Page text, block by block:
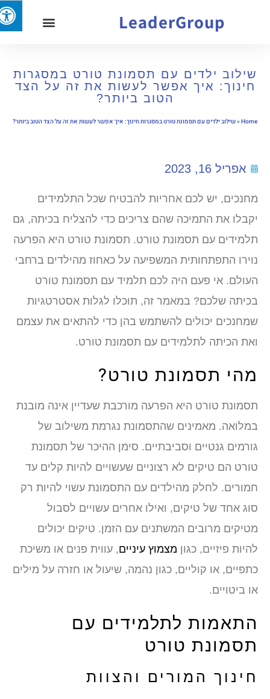
LeaderGroup
שילוב ילדים עם תסמונת טורט במסגרות
חינוך: איך אפשר לעשות את זה על הצד
הטוב ביותר?
Home
»שילוב ילדים עם תסמונת טורט במסגרות חינוך: איך אפשר לעשות את זה על הצד הטוב ביותר?
אפריל 16, 2023
מחנכים, יש לכם אחריות להבטיח שכל התלמידים
יקבלו את התמיכה שהם צריכים כדי להצליח בכיתה, גם
תלמידים עם תסמונת טורט. תסמונת טורט היא הפרעה
נוירו התפתחותית המשפיעה על כאחוז מהילדים ברחבי
העולם. אי פעם היה לכם תלמיד עם תסמונת טורט
בכיתה שלכם? במאמר זה, תוכלו לגלות אסטרטגיות
שמחנכים יכולים להשתמש בהן כדי להתאים את עצמם
ואת הכיתה לתלמידים עם תסמונת טורט.
מהי תסמונת טורט?
תסמונת טורט היא הפרעה מורכבת שעדיין אינה מובנת
במלואה. מאמינים שהתסמונת נגרמת משילוב של
גורמים גנטיים וסביבתיים. סימן ההיכר של תסמונת
טורט הם טיקים לא רצוניים שעשויים להיות קלים עד
חמורים. לחלק מהילדים עם התסמונת עשוי להיות רק
סוג אחד של טיקים, ואילו אחרים עשויים לסבול
מטיקים מרובים המשתנים עם הזמן. טיקים יכולים
להיות פיזיים, כגוןמצמוץ עיניים, עווית פנים או משיכת
כתפיים, או קוליים, כגון נהמה, שיעול או חזרה על מילים
או ביטויים.
התאמות לתלמידים עם
תסמונת טורט
חינוך המורים והצוות